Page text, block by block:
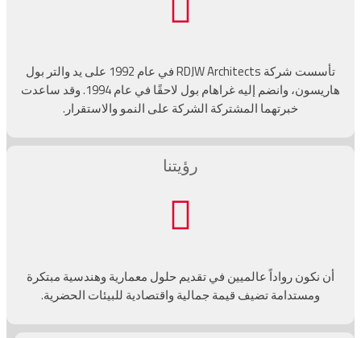
تأسست شركة RDJW Architects في عام 1992 على يد والتر بول
هاريسون، وانضم إليه غراهام بول لاحقًا في عام 1994. وقد ساعدت
خبرتهما المشتركة الشركة على النمو والاستقرار.
رؤيتنا
أن نكون رواداً عالميين في تقديم حلول معمارية وهندسية مبتكرة
ومستدامة تضيف قيمة جمالية واقتصادية للبيئات الحضرية.